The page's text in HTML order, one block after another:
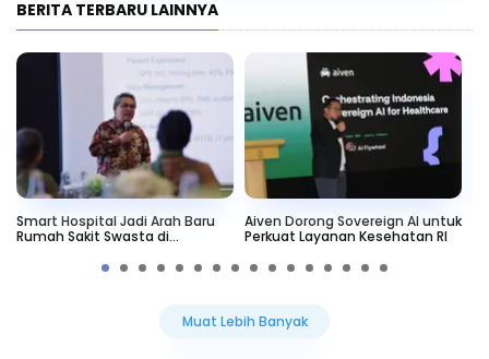
BERITA TERBARU LAINNYA
Smart Hospital Jadi Arah Baru
Rumah Sakit Swasta di
Aiven Dorong Sovereign AI untuk
Perkuat Layanan Kesehatan RI
Muat Lebih Banyak